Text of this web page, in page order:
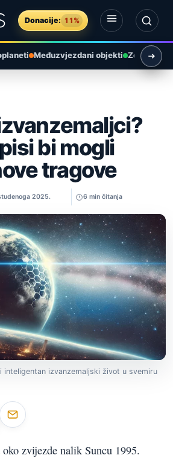
Donacije: 11%
Međuzvjezdani objekti Zemlja i
bi mogli
tragove
2025. 6 min čitanja
inteligentan izvanzemaljski život u svemiru
zvijezde nalik Suncu 1995.